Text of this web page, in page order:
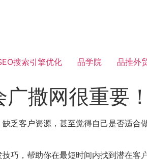
搜索引擎优化 品学院 品推外
撒网很重要！
乏客户资源，甚至觉得自己是否适
巧，帮助你在最短时间内找到潜在客